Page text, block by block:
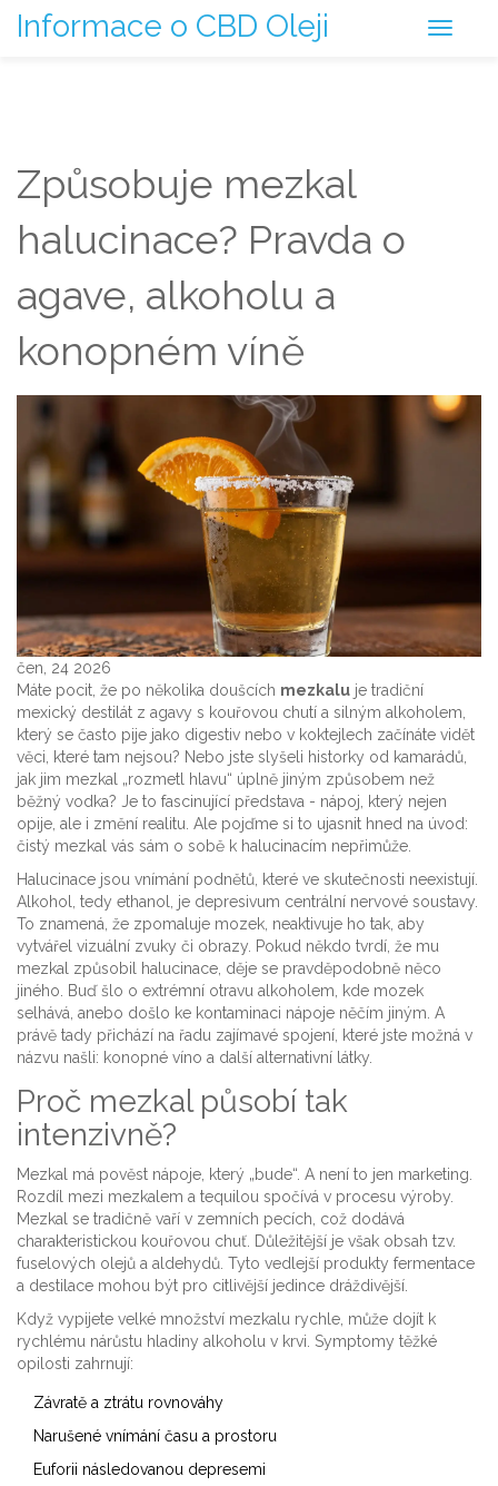
Informace o CBD Oleji
Způsobuje mezkal
halucinace? Pravda o
agave, alkoholu a
konopném víně
čen, 24 2026
Máte pocit, že po několika doušcích mezkalu je tradiční
mexický destilát z agavy s kouřovou chutí a silným alkoholem
který se často pije jako digestiv nebo v koktejlech začínáte vidět
věci, které tam nejsou? Nebo jste slyšeli historky od kamarádů,
jak jim mezkal „rozmetl hlavu“ úplně jiným způsobem než
běžný vodka? Je to fascinující představa - nápoj, který nejen
opije, ale i změní realitu. Ale pojďme si to ujasnit hned na úvod:
čistý mezkal vás sám o sobě k halucinacím nepřimůže.
Halucinace jsou vnímání podnětů, které ve skutečnosti neexistují.
Alkohol, tedy ethanol, je depresivum centrální nervové soustavy.
To znamená, že zpomaluje mozek, neaktivuje ho tak, aby
vytvářel vizuální zvuky či obrazy. Pokud někdo tvrdí, že mu
mezkal způsobil halucinace, děje se pravděpodobně něco
jiného. Buď šlo o extrémní otravu alkoholem, kde mozek
selhává, anebo došlo ke kontaminaci nápoje něčím jiným. A
právě tady přichází na řadu zajímavé spojení, které jste možná v
názvu našli: konopné víno a další alternativní látky.
Proč mezkal působí tak
intenzivně?
Mezkal má pověst nápoje, který „bude“. A není to jen marketing.
Rozdíl mezi mezkalem a tequilou spočívá v procesu výroby.
Mezkal se tradičně vaří v zemních pecích, což dodává
charakteristickou kouřovou chuť. Důležitější je však obsah tzv.
fuselových olejů a aldehydů. Tyto vedlejší produkty fermentace
a destilace mohou být pro citlivější jedince dráždivější.
Když vypijete velké množství mezkalu rychle, může dojít k
rychlému nárůstu hladiny alkoholu v krvi. Symptomy těžké
opilosti zahrnují:
Závratě a ztrátu rovnováhy
Narušené vnímání času a prostoru
Euforii následovanou depresemi